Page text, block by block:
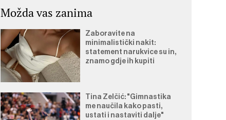
Možda vas zanima
Zaboravite na
minimalistički nakit:
statement narukvice su in,
znamo gdje ih kupiti
Tina Zelčić: "Gimnastika
me naučila kako pasti,
ustati i nastaviti dalje"